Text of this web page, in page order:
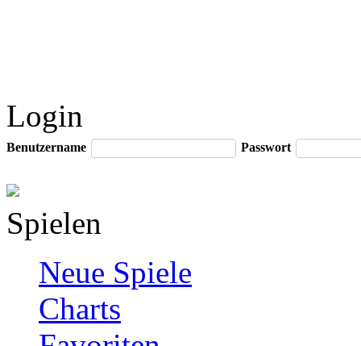
Login
Benutzername Passwort
Spielen
Neue Spiele
Charts